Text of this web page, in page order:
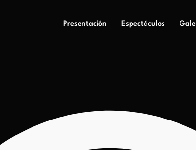
Presentación Espectáculos